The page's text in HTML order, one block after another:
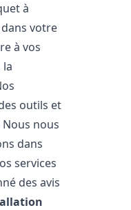
à
votre
à vos
outils et
nous
dans
services
des avis